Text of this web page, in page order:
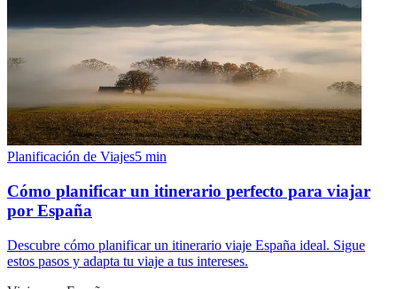
Planificación de Viajes5 min
Cómo planificar un itinerario perfecto para viajar
por España
Descubre cómo planificar un itinerario viaje España ideal. Sigue
estos pasos y adapta tu viaje a tus intereses.